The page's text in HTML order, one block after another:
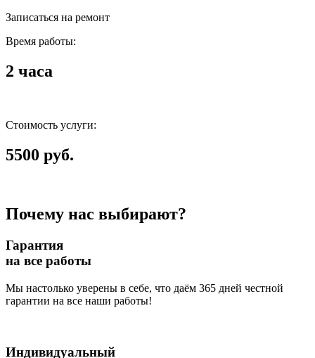
Записаться на ремонт
Время работы:
2 часа
Стоимость услуги:
5500 руб.
Почему нас выбирают?
Гарантия
на все работы
Мы настолько уверены в себе, что даём 365 дней честной
гарантии на все наши работы!
Индивидуальный